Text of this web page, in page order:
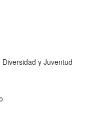
y Juventud